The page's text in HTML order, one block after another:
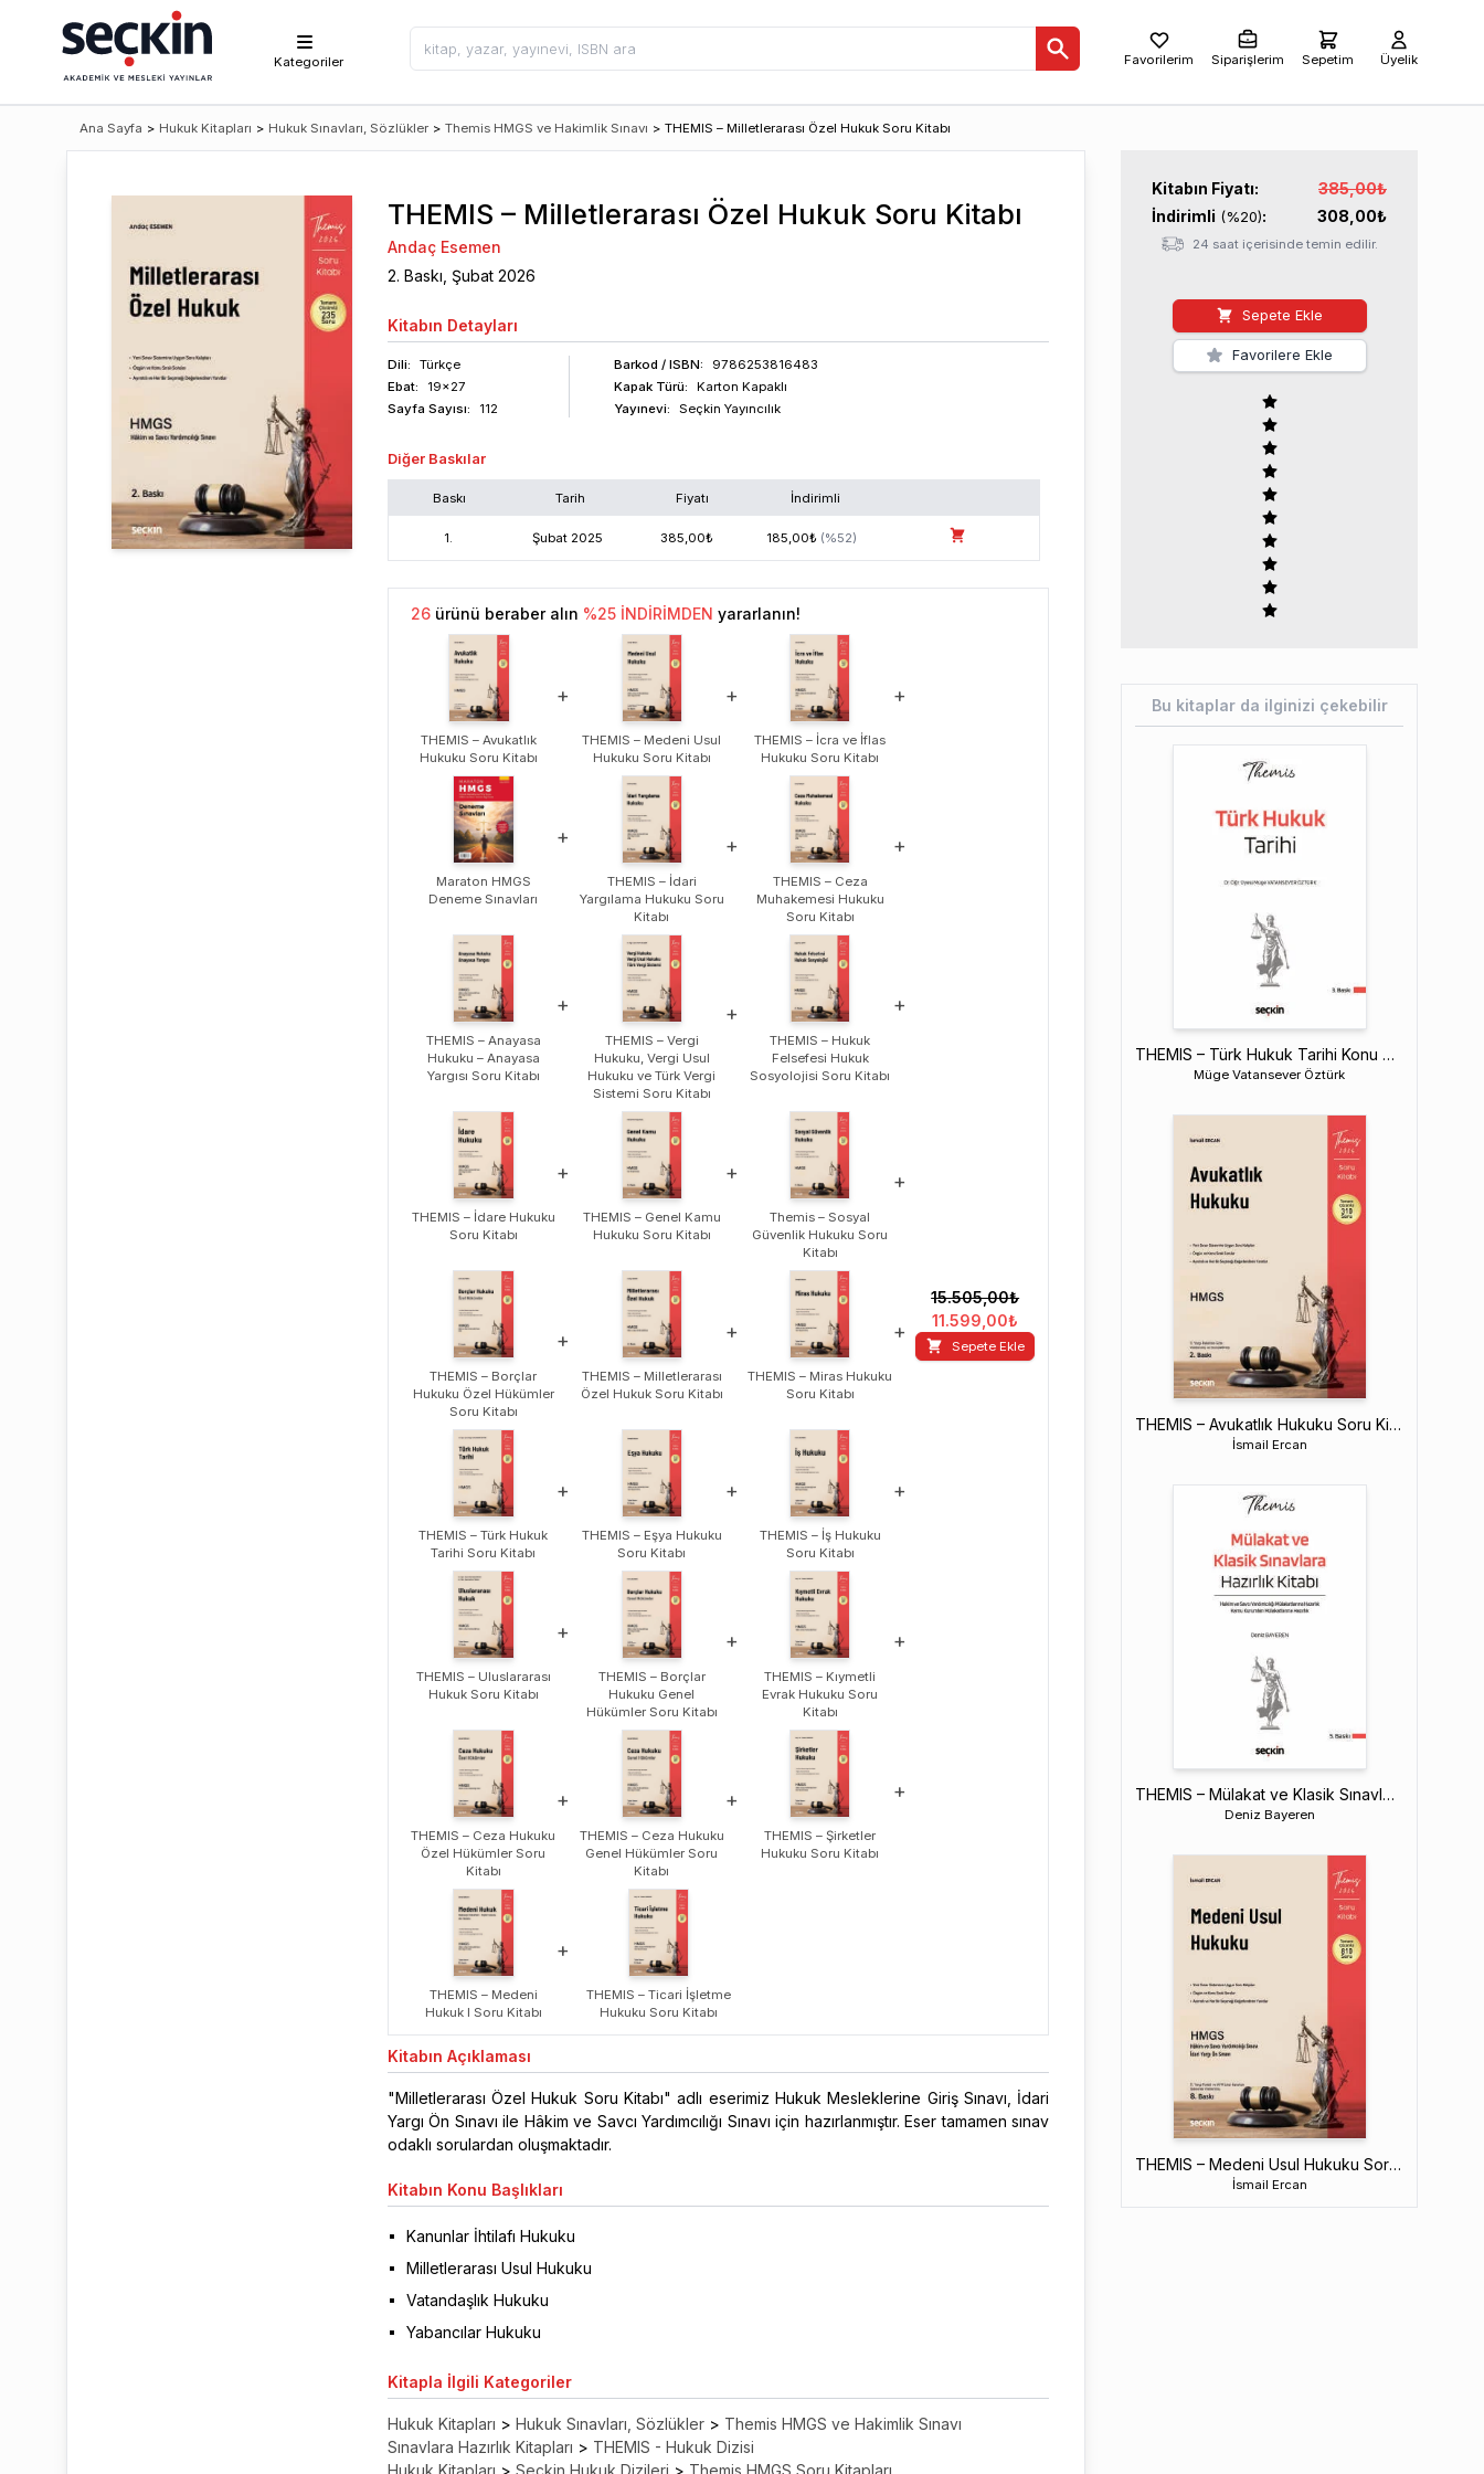
Kategoriler Favorilerim Siparişlerim Sepetim Üyelik
Ana Sayfa > Hukuk Kitapları > Hukuk Sınavları, Sözlükler > Themis HMGS ve Hakimlik Sınavı > THEMIS – Milletlerarası Özel Hukuk Soru Kitabı
THEMIS – Milletlerarası Özel Hukuk Soru Kitabı
Andaç Esemen
2. Baskı, Şubat 2026
Kitabın Detayları
Dili:
Türkçe
Ebat:
19x27
Sayfa Sayısı: 112
Barkod / ISBN:
9786253816483
Kapak Türü:
Karton Kapaklı
Yayınevi:
Seçkin Yayıncılık
Diğer Baskılar
Baskı Tarih Fiyatı İndirimli
1. Şubat 2025 385,00₺ 185,00₺ (%52)
26 ürünü beraber alın %25İNDİRİMDEN yararlanın!
THEMIS – Avukatlık
Hukuku Soru Kitabı
+
THEMIS – Medeni Usul
Hukuku Soru Kitabı
+
THEMIS – İcra ve İflas
Hukuku Soru Kitabı
+
Maraton HMGS
Deneme Sınavları
+
THEMIS – İdari
Yargılama Hukuku Soru
Kitabı
+
THEMIS – Ceza
Muhakemesi Hukuku
Soru Kitabı
+
THEMIS – Anayasa
Hukuku – Anayasa
Yargısı Soru Kitabı
+
THEMIS – Vergi
Hukuku, Vergi Usul
Hukuku ve Türk Vergi
Sistemi Soru Kitabı
+
THEMIS – Hukuk
Felsefesi Hukuk
Sosyolojisi Soru Kitabı
+
THEMIS – İdare Hukuku
Soru Kitabı
+
THEMIS – Genel Kamu
Hukuku Soru Kitabı
+
Themis – Sosyal
Güvenlik Hukuku Soru
Kitabı
+
THEMIS – Borçlar
Hukuku Özel Hükümler
Soru Kitabı
+
THEMIS – Milletlerarası
Özel Hukuk Soru Kitabı
+
THEMIS – Miras Hukuku
Soru Kitabı
+
THEMIS – Türk Hukuk
Tarihi Soru Kitabı
+
THEMIS – Eşya Hukuku
Soru Kitabı
+
THEMIS – İş Hukuku
Soru Kitabı
+
THEMIS – Uluslararası
Hukuk Soru Kitabı
+
THEMIS – Borçlar
Hukuku Genel
Hükümler Soru Kitabı
+
THEMIS – Kıymetli
Evrak Hukuku Soru
Kitabı
+
THEMIS – Ceza Hukuku
Özel Hükümler Soru
Kitabı
+
THEMIS – Ceza Hukuku
Genel Hükümler Soru
Kitabı
+
THEMIS – Şirketler
Hukuku Soru Kitabı
+
THEMIS – Medeni
Hukuk I Soru Kitabı
+
THEMIS – Ticari İşletme
Hukuku Soru Kitabı
15.505,00₺
11.599,00₺
Sepete Ekle
Kitabın Açıklaması
"Milletlerarası Özel Hukuk Soru Kitabı" adlı eserimiz Hukuk Mesleklerine Giriş Sınavı, İdari
Yargı Ön Sınavı ile Hâkim ve Savcı Yardımcılığı Sınavı için hazırlanmıştır. Eser tamamen sınav
odaklı sorulardan oluşmaktadır.
Kitabın Konu Başlıkları
Kanunlar İhtilafı Hukuku
Milletlerarası Usul Hukuku
Vatandaşlık Hukuku
Yabancılar Hukuku
Kitapla İlgili Kategoriler
Hukuk Kitapları > Hukuk Sınavları, Sözlükler > Themis HMGS ve Hakimlik Sınavı
Sınavlara Hazırlık Kitapları > THEMIS - Hukuk Dizisi
Hukuk Kitapları > Seçkin Hukuk Dizileri > Themis HMGS Soru Kitapları
Kitabın Fiyatı: 385,00₺
İndirimli (%20): 308,00₺
24 saat içerisinde temin edilir.
Sepete Ekle
Favorilere Ekle
Bu kitaplar da ilginizi çekebilir
THEMIS – Türk Hukuk Tarihi Konu Kitabı
Müge Vatansever Öztürk
THEMIS – Avukatlık Hukuku Soru Kitabı
İsmail Ercan
THEMIS – Mülakat ve Klasik Sınavlara Hazırlık Kitabı
Deniz Bayeren
THEMIS – Medeni Usul Hukuku Soru Kitabı
İsmail Ercan